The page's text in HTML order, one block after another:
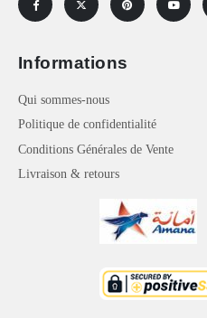
Informations
Qui sommes-nous
Politique de confidentialité
Conditions Générales de Vente
Livraison & retours